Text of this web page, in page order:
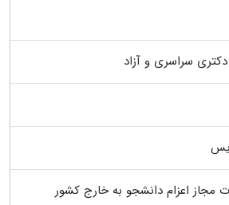
سراسری و آزاد
اعزام دانشجو به خارج کشور